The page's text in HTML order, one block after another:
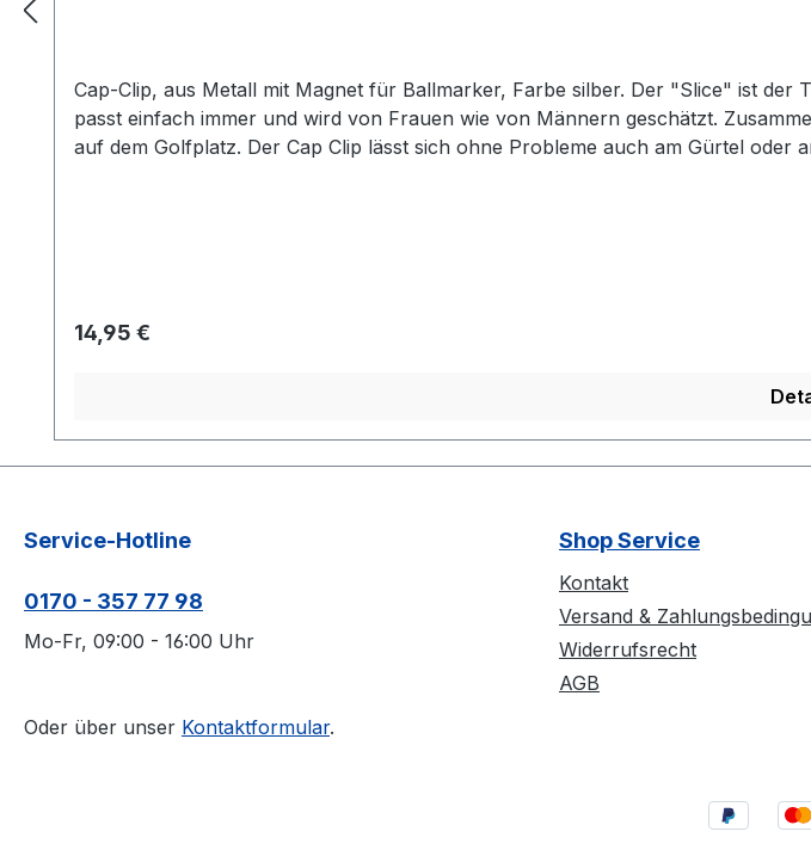
Cap-Clip, aus Metall mit Magnet für Ballmarker, Farbe silber. Der "Slice" ist der
passt einfach immer und wird von Frauen wie von Männern geschätzt.
auf dem Golfplatz. Der Cap Clip lässt sich ohne Probleme auch am Gürtel
Regulärer Preis:
14,95 €
Service-Hotline
0170 - 357 77 98
Mo-Fr, 09:00 - 16:00 Uhr
Oder über unser Kontaktformular.
Shop Service
Kontakt
Versand &
Widerrufsrecht
AGB